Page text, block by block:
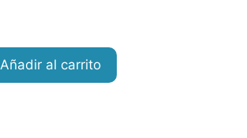
Añadir al carrito